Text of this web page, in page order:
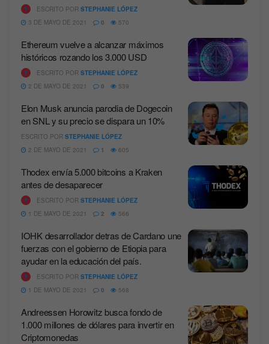
ESCRITO POR STEPHANIE LÓPEZ
3 DE MAYO DE 2021
0 570
Ethereum vuelve a alcanzar máximos
históricos rozando los 3.000 USD
ESCRITO POR STEPHANIE LÓPEZ
2 DE MAYO DE 2021
0 539
Elon Musk anuncia parodia de Dogecoin
en SNL y su precio se dispara un 10%
ESCRITO POR STEPHANIE LÓPEZ
2 DE MAYO DE 2021
1 605
Thodex envía 5.000 bitcoins a Kraken
antes de desaparecer
ESCRITO POR STEPHANIE LÓPEZ
1 DE MAYO DE 2021
2 566
IOHK desarrollador detras de Cardano une
fuerzas con el gobierno de Etiopia para
ayudar en la educación del país.
ESCRITO POR STEPHANIE LÓPEZ
1 DE MAYO DE 2021
0 568
Andreessen Horowitz busca fondo de
1.000 millones de dólares para invertir en
Criptomonedas